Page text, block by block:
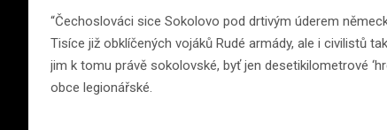
“Čechoslováci sice Sokolovo pod drtivým úderem
Tisíce již obklíčených vojáků Rudé armády, ale i civilistů
jim k tomu právě sokolovské, byť jen desetikilometrové
obce legionářské.